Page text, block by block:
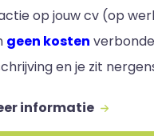
op jouw cv (op
geen kosten
en je zit
informatie